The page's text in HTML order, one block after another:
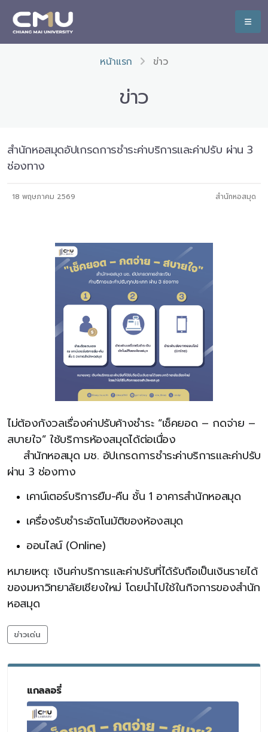
หน้าแรก ข่าว
ข่าว
สำนักหอสมุดอัปเกรดการชำระค่าบริการและค่าปรับ ผ่าน 3
ช่องทาง
18 พฤษภาคม 2569 สำนักหอสมุด
ไม่ต้องกังวลเรื่องค่าปรับค้างชำระ “เช็คยอด – กดจ่าย –
สบายใจ” ใช้บริการห้องสมุดได้ต่อเนื่อง
สำนักหอสมุด มช. อัปเกรดการชำระค่าบริการและค่าปรับ
ผ่าน 3 ช่องทาง
เคาน์เตอร์บริการยืม-คืน ชั้น 1 อาคารสำนักหอสมุด
เครื่องรับชำระอัตโนมัติของห้องสมุด
ออนไลน์ (Online)
หมายเหตุ: เงินค่าบริการและค่าปรับที่ได้รับถือเป็นเงินรายได้
ของมหาวิทยาลัยเชียงใหม่ โดยนำไปใช้ในกิจการของสำนัก
หอสมุด
ข่าวเด่น
แกลลอรี่